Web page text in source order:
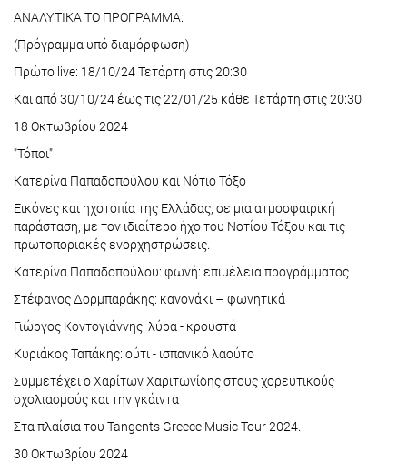
ΑΝΑΛΥΤΙΚΑ ΤΟ ΠΡΟΓΡΑΜΜΑ:
(Πρόγραμμα υπό διαμόρφωση)
Πρώτο live: 18/10/24 Τετάρτη στις 20:30
Και από 30/10/24 έως τις 22/01/25 κάθε Τετάρτη στις 20:30
18 Οκτωβρίου 2024
"Τόποι"
Κατερίνα Παπαδοπούλου και Νότιο Τόξο
Εικόνες και ηχοτοπία της Ελλάδας, σε μια ατμοσφαιρική
παράσταση, με τον ιδιαίτερο ήχο του Νοτίου Τόξου και τις
πρωτοποριακές ενορχηστρώσεις.
Κατερίνα Παπαδοπούλου: φωνή: επιμέλεια προγράμματος
Στέφανος Δορμπαράκης: κανονάκι – φωνητικά
Γιώργος Κοντογιάννης: λύρα - κρουστά
Κυριάκος Ταπάκης: ούτι - ισπανικό λαούτο
Συμμετέχει ο Χαρίτων Χαριτωνίδης στους χορευτικούς
σχολιασμούς και την γκάιντα
Στα πλαίσια του Tangents Greece Music Tour 2024.
30 Οκτωβρίου 2024